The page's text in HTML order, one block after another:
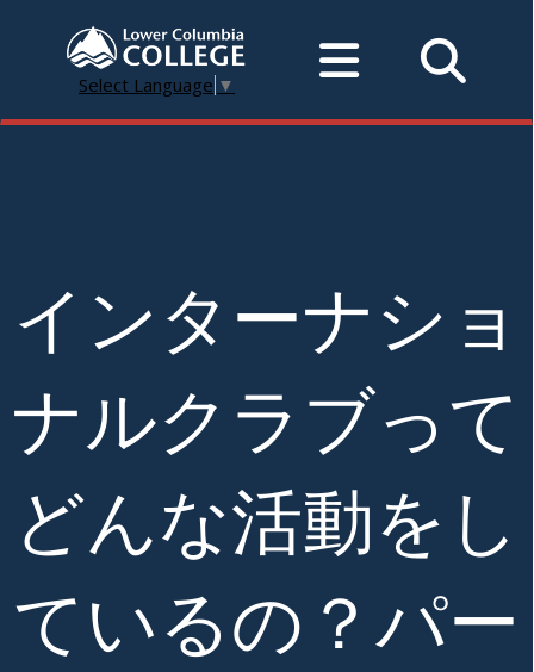
Select Language ▼
インターナショ
ナルクラブって
どんな活動をし
ているの？パー